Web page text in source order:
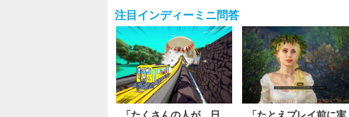
注目インディーミニ問答